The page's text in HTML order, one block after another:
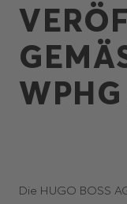
PHG
Die HUGO BOSS